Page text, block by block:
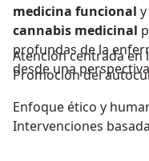
medicina funcional
cannabis medicinal
profundas de la
desde una
Atención centrada en
Promoción del
Enfoque ético y
Intervenciones